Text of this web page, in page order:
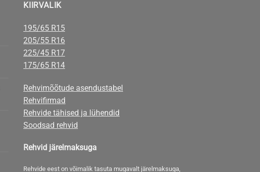
KIIRVALIK
195/65 R15
205/55 R16
225/45 R17
175/65 R14
Rehvimõõtude asendustabel
Rehvifirmad
Rehvide tähised ja lühendid
Soodsad rehvid
Rehvid järelmaksuga
Rehvide eest on võimalik tasuta mugavalt järelmaksuga,